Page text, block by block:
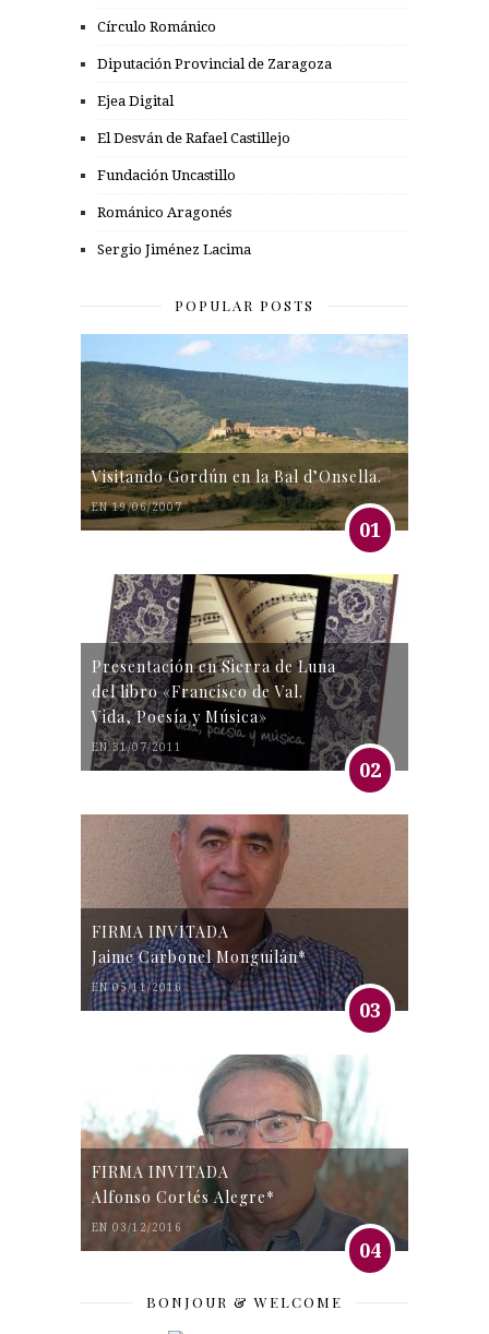
Círculo Románico
Diputación Provincial de Zaragoza
Ejea Digital
El Desván de Rafael Castillejo
Fundación Uncastillo
Románico Aragonés
Sergio Jiménez Lacima
POPULAR POSTS
Visitando Gordún en la Bal d’Onsella.
EN 19/06/2007
01
Presentación en Sierra de Luna
del libro «Francisco de Val.
Vida, Poesía y Música»
EN 31/07/2011
02
FIRMA INVITADA
Jaime Carbonel Monguilán*
EN 05/11/2016
03
FIRMA INVITADA
Alfonso Cortés Alegre*
EN 03/12/2016
04
BONJOUR & WELCOME